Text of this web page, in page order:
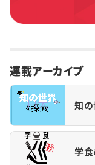
連載アーカイブ
知
学食